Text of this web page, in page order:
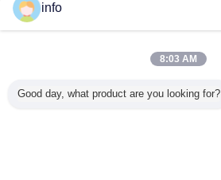
Continuar
MásToallitas de sala limpia
info
8:03 AM
Good day, what product are you looking for?